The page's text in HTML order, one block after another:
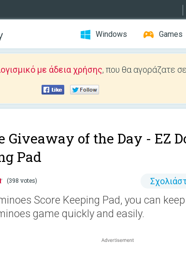
Windows Games
με άδεια χρήσης, που θα αγοράζατε
Giveaway of the Day - EZ
Pad
(398 votes)
Score Keeping Pad, you can
game quickly and easily.